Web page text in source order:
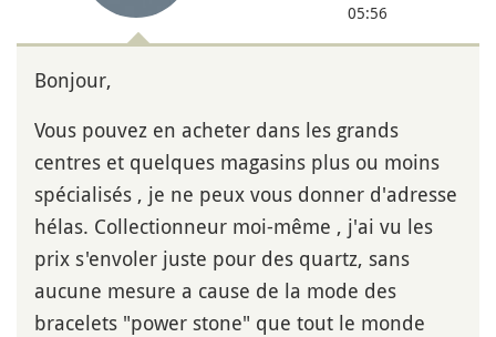
05:56
Bonjour,
Vous pouvez en acheter dans les grands
centres et quelques magasins plus ou moins
spécialisés , je ne peux vous donner d'adresse
hélas. Collectionneur moi-même , j'ai vu les
prix s'envoler juste pour des quartz, sans
aucune mesure a cause de la mode des
bracelets "power stone" que tout le monde